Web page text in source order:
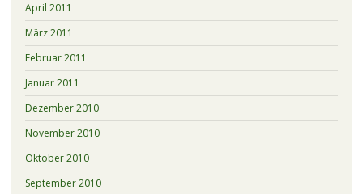
April 2011
März 2011
Februar 2011
Januar 2011
Dezember 2010
November 2010
Oktober 2010
September 2010